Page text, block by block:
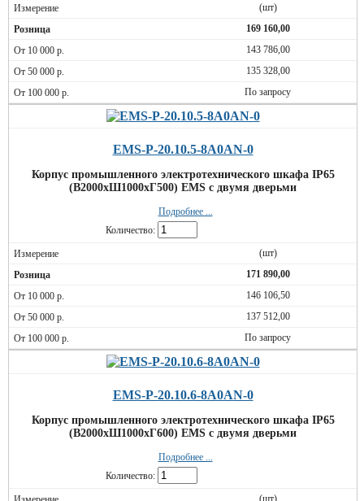
(шт)
169 160,00
143 786,00
135 328,00
По запросу
EMS-P-20.10.5-8A0AN-0
Корпус промышленного электротехнического шкафа IP65
(В2000хШ1000хГ500) EMS c двумя дверьми
Подробнее ...
Количество:
(шт)
171 890,00
146 106,50
137 512,00
По запросу
EMS-P-20.10.6-8A0AN-0
Корпус промышленного электротехнического шкафа IP65
(В2000хШ1000хГ600) EMS c двумя дверьми
Подробнее ...
Количество:
(шт)